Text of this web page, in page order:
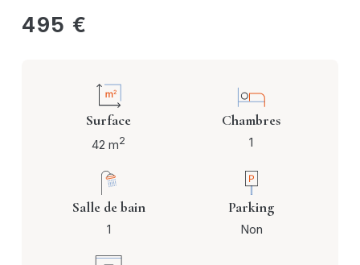
495 €
Surface
42 m2
Chambres
1
Salle de bain
1
Parking
Non